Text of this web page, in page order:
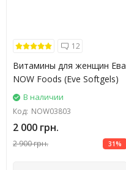
12
Витамины для женщин Ева
NOW Foods (Eve Softgels)
В наличии
Код: NOW03803
2 000 грн.
2 900 грн. 31%